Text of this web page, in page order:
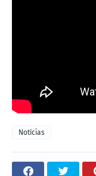
Notícias